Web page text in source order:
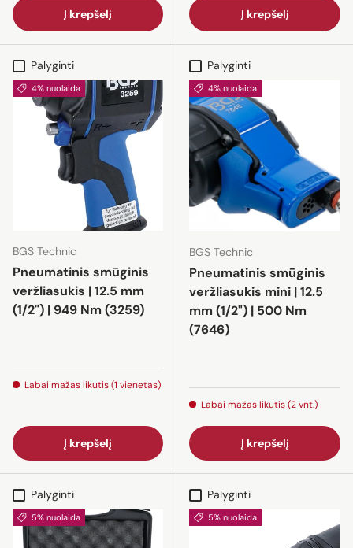
Į krepšelį Į krepšelį
Palyginti
4% nuolaida
BGS Technic
Pneumatinis smūginis
veržliasukis | 12.5 mm
(1/2") | 949 Nm (3259)
Labai mažas likutis (1 vienetas)
Į krepšelį
Palyginti
4% nuolaida
BGS Technic
Pneumatinis smūginis
veržliasukis mini | 12.5
mm (1/2") | 500 Nm
(7646)
Labai mažas likutis (2 vnt.)
Į krepšelį
Palyginti
5% nuolaida
Palyginti
5% nuolaida